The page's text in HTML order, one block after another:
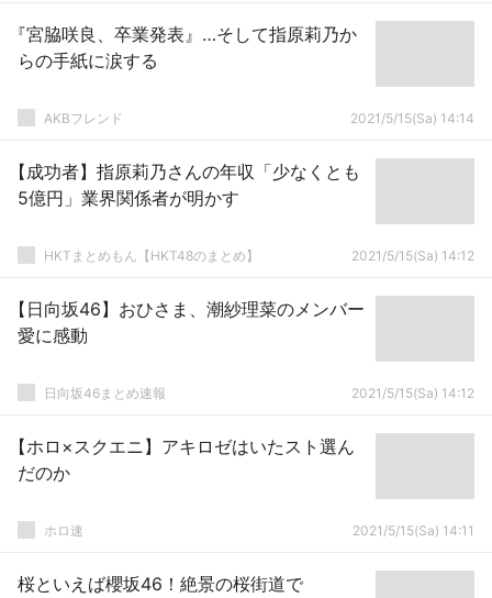
『宮脇咲良、卒業発表』…そして指原莉乃か
らの手紙に涙する
AKBフレンド 2021/5/15(Sa) 14:14
【成功者】指原莉乃さんの年収「少なくとも
5億円」業界関係者が明かす
HKTまとめもん【HKT48のまとめ】 2021/5/15(Sa) 14:12
【日向坂46】おひさま、潮紗理菜のメンバー
愛に感動
日向坂46まとめ速報 2021/5/15(Sa) 14:12
【ホロ×スクエニ】アキロゼはいたスト選ん
だのか
ホロ速 2021/5/15(Sa) 14:11
桜といえば櫻坂46！絶景の桜街道で